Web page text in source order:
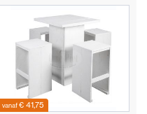
vanaf€ 41,75